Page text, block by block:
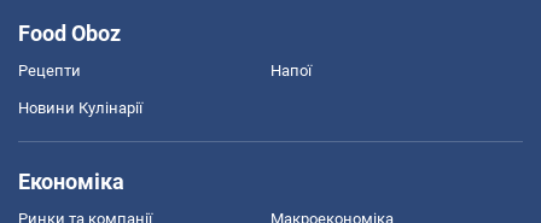
Food Oboz
Рецепти Напої
Новини Кулінарії
Економіка
Ринки та компанії Макроекономіка